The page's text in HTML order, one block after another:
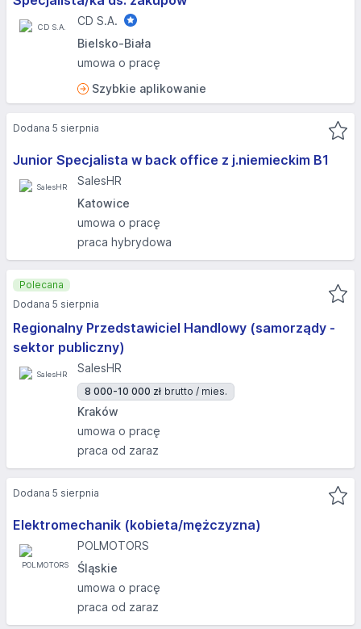
CD S.A.
Bielsko-Biała
umowa o pracę
Szybkie aplikowanie
Junior Specjalista w back office z j.niemieckim B1
SalesHR
Katowice
umowa o pracę
praca hybrydowa
Dodana 5 sierpnia
Regionalny Przedstawiciel Handlowy (samorządy -
sektor publiczny)
SalesHR
8 000-10 000 zł brutto / mies.
Kraków
umowa o pracę
praca od zaraz
Polecana
Dodana 5 sierpnia
Elektromechanik (kobieta/mężczyzna)
POLMOTORS
Śląskie
umowa o pracę
praca od zaraz
Dodana 5 sierpnia